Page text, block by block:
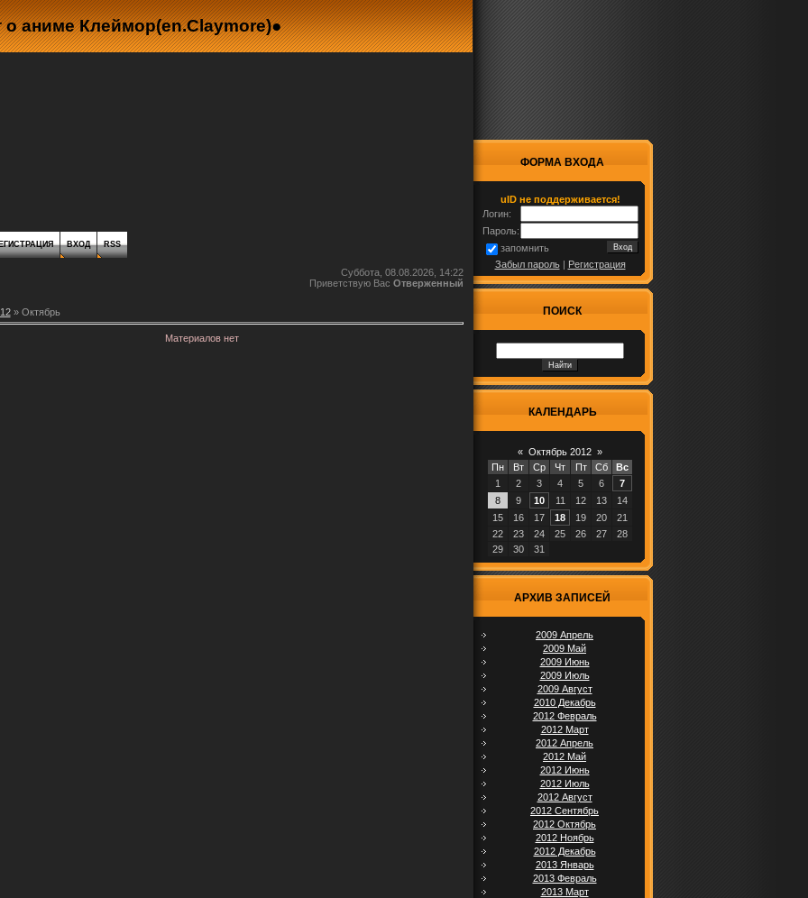
о аниме Клеймор(en.Claymore)●
ВХОД RSS
Суббота, 08.08.2026, 14:22
Приветствую Вас Отверженный
» Октябрь
Материалов нет
ФОРМА ВХОДА
uID не поддерживается!
Логин:
Пароль:
запомнить
Забыл пароль| Регистрация
ПОИСК
КАЛЕНДАРЬ
« Октябрь 2012 »
Пн
Вт Ср Чт Пт Сб
Вс
1
2 3 4 5 6
7
8
9 10 11 12 13
14
15
16 17 18 19 20
21
22
23 24 25 26 27
28
29
30 31
АРХИВ ЗАПИСЕЙ
2009 Апрель
2009 Май
2009 Июнь
2009 Июль
2009 Август
2010 Декабрь
2012 Февраль
2012 Март
2012 Апрель
2012 Май
2012 Июнь
2012 Июль
2012 Август
2012 Сентябрь
2012 Октябрь
2012 Ноябрь
2012 Декабрь
2013 Январь
2013 Февраль
2013 Март